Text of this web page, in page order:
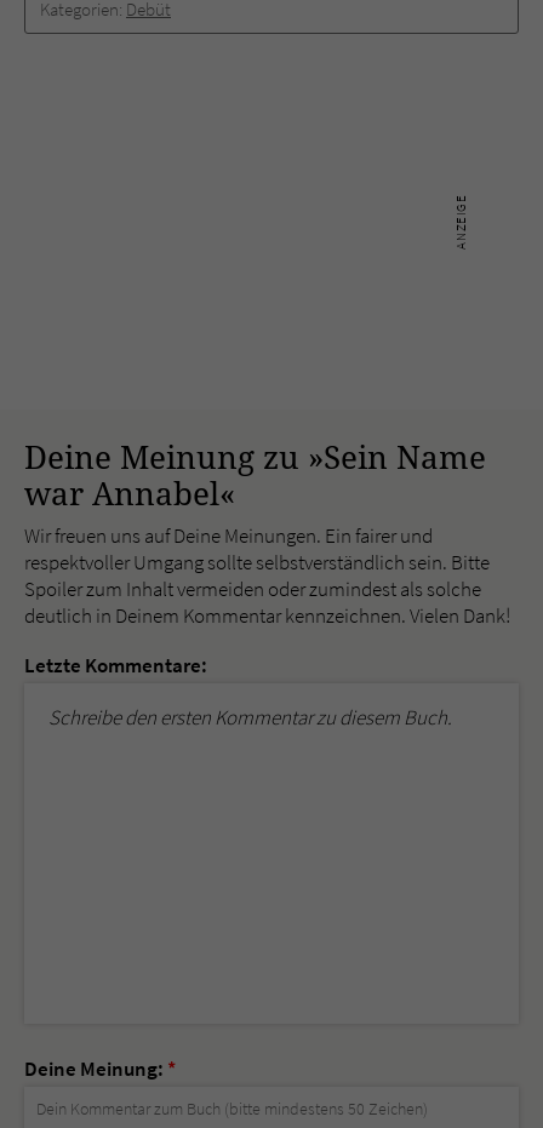
Kategorien: Debüt
Deine Meinung zu »Sein Name
war Annabel«
Wir freuen uns auf Deine Meinungen. Ein fairer und
respektvoller Umgang sollte selbstverständlich sein. Bitte
Spoiler zum Inhalt vermeiden oder zumindest als solche
deutlich in Deinem Kommentar kennzeichnen. Vielen Dank!
Letzte Kommentare:
Schreibe den ersten Kommentar zu diesem Buch.
Deine Meinung: *